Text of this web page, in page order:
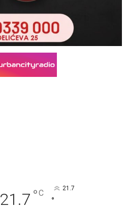
21.7 °C 21.7
°